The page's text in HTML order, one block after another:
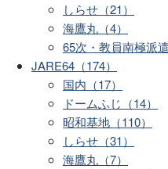
しらせ（21）
海鷹丸（4）
65次・教員南極派
JARE64（174）
国内（17）
ドームふじ（14）
昭和基地（110）
しらせ（31）
海鷹丸（7）